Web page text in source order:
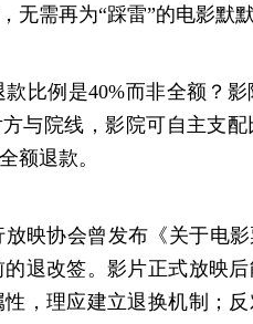
无需再为“踩雷”的电影默默
比例是40%而非全额？
与院线，影院可自主支
额退款。
映协会曾发布《关于电
退改签。影片正式放映
，理应建立退换机制；